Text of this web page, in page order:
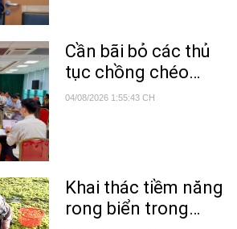
Cần bãi bỏ các thủ
tục chồng chéo
trong lĩnh vực nông
04/08/2026 1:55:43 CH
Khai thác tiềm năng
rong biển trong